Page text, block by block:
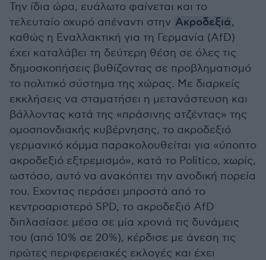
Την ίδια ώρα, ευάλωτο φαίνεται και το
τελευταίο οχυρό απέναντι στην Ακροδεξιά,
καθώς η Εναλλακτική για τη Γερμανία (AfD)
έχει καταλάβει τη δεύτερη θέση σε όλες τις
δημοσκοπήσεις βυθίζοντας σε προβληματισμό
το πολιτικό σύστημα της χώρας. Με διαρκείς
εκκλήσεις να σταματήσει η μετανάστευση και
βάλλοντας κατά της «πράσινης ατζέντας» της
ομοσπονδιακής κυβέρνησης, το ακροδεξιό
γερμανικό κόμμα παρακολουθείται για «ύποπτο
ακροδεξιό εξτρεμισμό», κατά το Politico, χωρίς,
ωστόσο, αυτό να ανακόπτει την ανοδική πορεία
του. Εχοντας περάσει μπροστά από το
κεντροαριστερό SPD, το ακροδεξιό AfD
διπλασίασε μέσα σε μία χρονιά τις δυνάμεις
του (από 10% σε 20%), κέρδισε με άνεση τις
πρώτες περιφερειακές εκλογές και έχει